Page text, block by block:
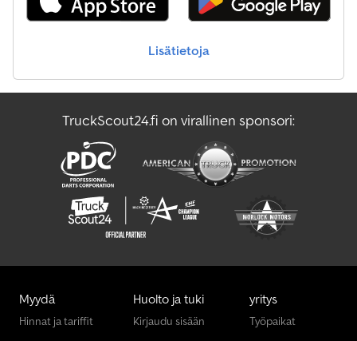
Lisätietoja
TruckScout24.fi on virallinen sponsori:
Myydä
Hinnat ja tariffit
Huolto ja tuki
Kirjaudu sisään
yritys
Työpaikat